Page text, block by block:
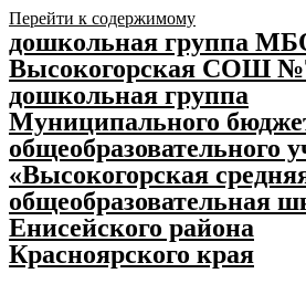
Перейти к содержимому
дошкольная группа
Высокогорская СОШ
дошкольная группа
Муниципального
общеобразовательного
«Высокогорская
общеобразовательная
Енисейского района
Красноярского края